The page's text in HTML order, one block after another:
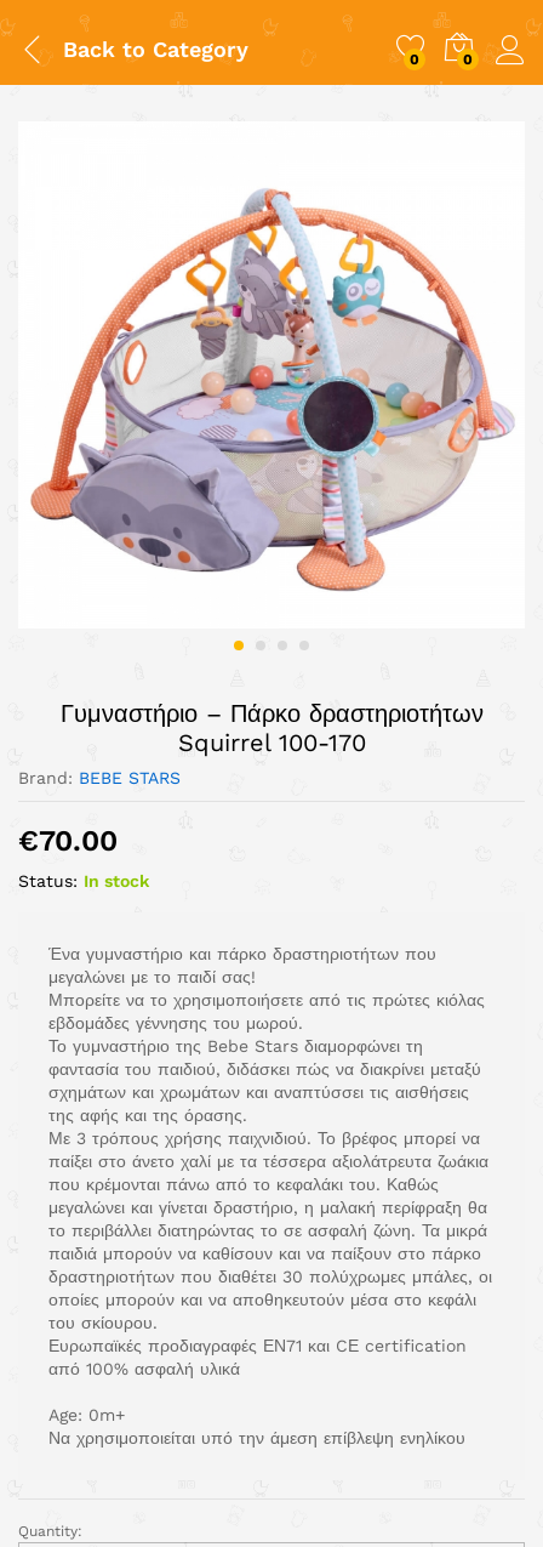
Back to Category 0 0
Γυμναστήριο – Πάρκο δραστηριοτήτων
Squirrel 100-170
Brand: BEBE STARS
€70.00
Status: In stock
Ένα γυμναστήριο και πάρκο δραστηριοτήτων που
μεγαλώνει με το παιδί σας!
Μπορείτε να το χρησιμοποιήσετε από τις πρώτες κιόλας
εβδομάδες γέννησης του μωρού.
Το γυμναστήριο της Bebe Stars διαμορφώνει τη
φαντασία του παιδιού, διδάσκει πώς να διακρίνει μεταξύ
σχημάτων και χρωμάτων και αναπτύσσει τις αισθήσεις
της αφής και της όρασης.
Με 3 τρόπους χρήσης παιχνιδιού. Το βρέφος μπορεί να
παίξει στο άνετο χαλί με τα τέσσερα αξιολάτρευτα ζωάκια
που κρέμονται πάνω από το κεφαλάκι του. Καθώς
μεγαλώνει και γίνεται δραστήριο, η μαλακή περίφραξη θα
το περιβάλλει διατηρώντας το σε ασφαλή ζώνη. Τα μικρά
παιδιά μπορούν να καθίσουν και να παίξουν στο πάρκο
δραστηριοτήτων που διαθέτει 30 πολύχρωμες μπάλες, οι
οποίες μπορούν και να αποθηκευτούν μέσα στο κεφάλι
του σκίουρου.
Ευρωπαϊκές προδιαγραφές ΕΝ71 και CΕ certification
από 100% ασφαλή υλικά
Age: 0m+
Να χρησιμοποιείται υπό την άμεση επίβλεψη ενηλίκου
Quantity: